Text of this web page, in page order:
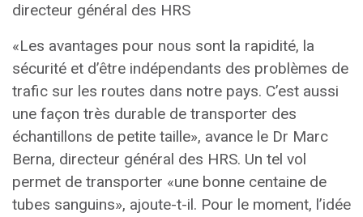
directeur général des HRS
«Les avantages pour nous sont la rapidité, la
sécurité et d’être indépendants des problèmes de
trafic sur les routes dans notre pays. C’est aussi
une façon très durable de transporter des
échantillons de petite taille», avance le Dr Marc
Berna, directeur général des HRS. Un tel vol
permet de transporter «une bonne centaine de
tubes sanguins», ajoute-t-il. Pour le moment, l’idée